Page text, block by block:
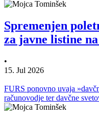
Spremenjen
za javne listine
•
15. Jul 2026
FURS ponovno uvaja
računovodje ter davčne